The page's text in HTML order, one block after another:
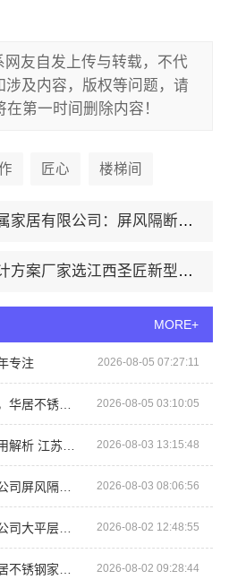
网友自发上传与转载，不代
涉及内容，版权等问题，请
第一时间删除内容！
匠心 楼梯间
限公司：屏风隔断装饰工程意式极简
家选江西圣匠新型环保材料有限公司
MORE+
专注 2026-08-05 07:27:11
南山全屋定制细节精湛，华居不锈钢家装全包之选 2026-08-05 03:10:05
艺术匠心制作新中式费用解析 江苏东钢金属家居有限公司 2026-08-03 13:15:48
江苏东钢金属家居有限公司屏风隔断高端定制艺术漆价格 2026-08-03 08:06:56
江苏东钢金属家居有限公司大平层私人定制极简踢脚线评测 2026-08-02 12:48:55
2026-08-02 09:28:44